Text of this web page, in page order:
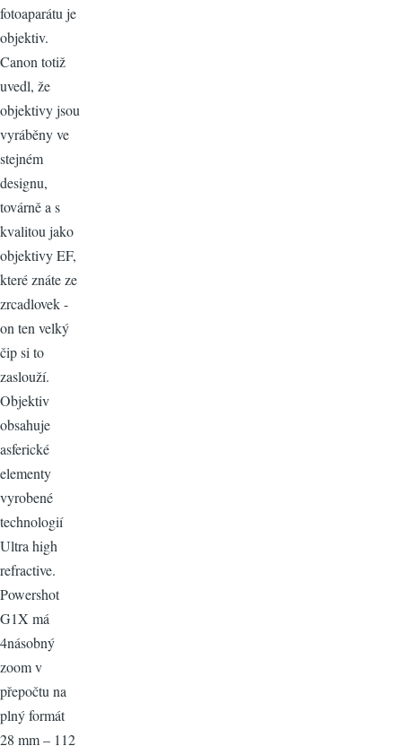
fotoaparátu je
objektiv.
Canon totiž
uvedl, že
objektivy jsou
vyráběny ve
stejném
designu,
továrně a s
kvalitou jako
objektivy EF,
které znáte ze
zrcadlovek -
on ten velký
čip si to
zaslouží.
Objektiv
obsahuje
asferické
elementy
vyrobené
technologií
Ultra high
refractive.
Powershot
G1X má
4násobný
zoom v
přepočtu na
plný formát
28 mm – 112